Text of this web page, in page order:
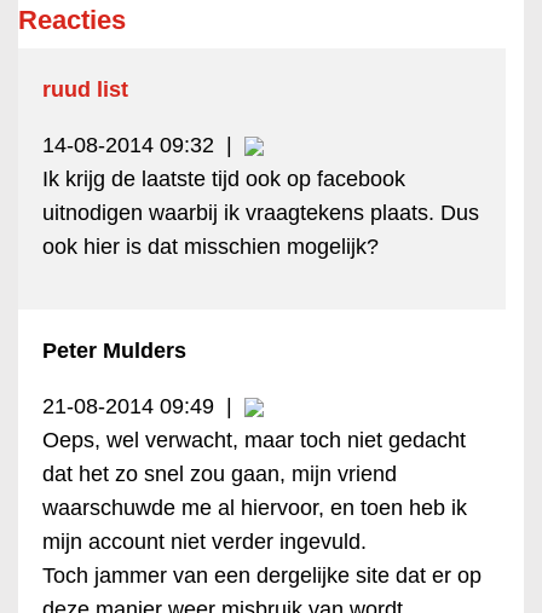
Reacties
ruud list
14-08-2014 09:32
Ik krijg de laatste tijd ook op facebook
uitnodigen waarbij ik vraagtekens plaats. Dus
ook hier is dat misschien mogelijk?
Peter Mulders
21-08-2014 09:49
Oeps, wel verwacht, maar toch niet gedacht
dat het zo snel zou gaan, mijn vriend
waarschuwde me al hiervoor, en toen heb ik
mijn account niet verder ingevuld.
Toch jammer van een dergelijke site dat er op